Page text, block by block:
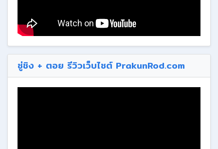
ซู่ชิง + ตอย รีวิวเว็บไซต์ PrakunRod.com